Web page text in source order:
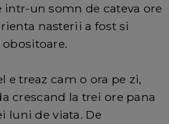
intr-un somn de cateva ore
nasterii a fost si
e treaz cam o ora pe zi,
crescand la trei ore pana
luni de viata. De